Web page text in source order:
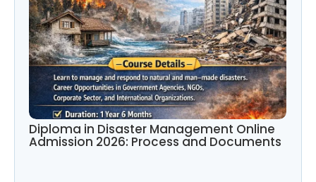
Diploma in Disaster Management Online
Admission 2026: Process and Documents